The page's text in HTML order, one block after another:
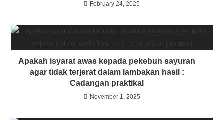
February 24, 2025
Apakah isyarat awas kepada pekebun sayuran
agar tidak terjerat dalam lambakan hasil :
Cadangan praktikal
November 1, 2025